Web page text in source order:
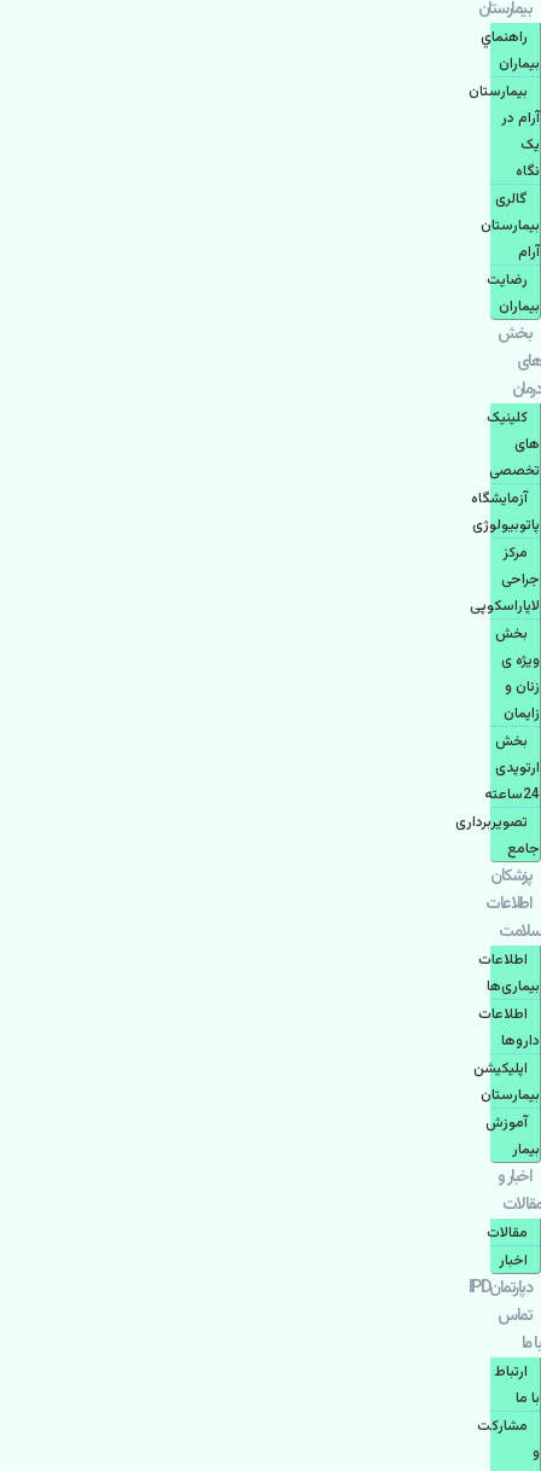
بيمارستان
راهنماي
بیماران
بیمارستان
آرام در
یک
نگاه
گالری
بیمارستان
آرام
رضایت
بیماران
بخش
های
درمان
کلینیک
های
تخصصی
آزمایشگاه
پاتوبیولوژی
مرکز
جراحی
لاپاراسکوپی
بخش
ویژه ی
زنان و
زایمان
بخش
ارتوپدی
24ساعته
تصویربرداری
جامع
پزشكان
اطلاعات
سلامت
اطلاعات
بیماری‌ها
اطلاعات
دارو‌ها
اپليكيشن
بيمارستان
آموزش
بیمار
اخبار و
مقالات
مقالات
اخبار
دپارتمانIPD
تماس
با ما
ارتباط
با ما
مشاركت
و